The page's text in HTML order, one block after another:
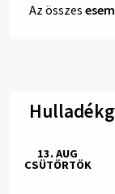
Az összes
13. AUG
CSÜTÖRTÖK